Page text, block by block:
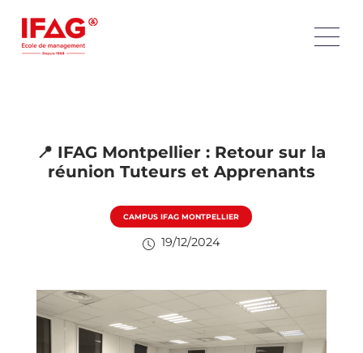
📍 IFAG Montpellier : Retour sur la
réunion Tuteurs et Apprenants
CAMPUS IFAG MONTPELLIER
19/12/2024